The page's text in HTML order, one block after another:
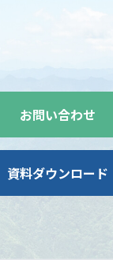
お問い合わせ
資料ダウンロード